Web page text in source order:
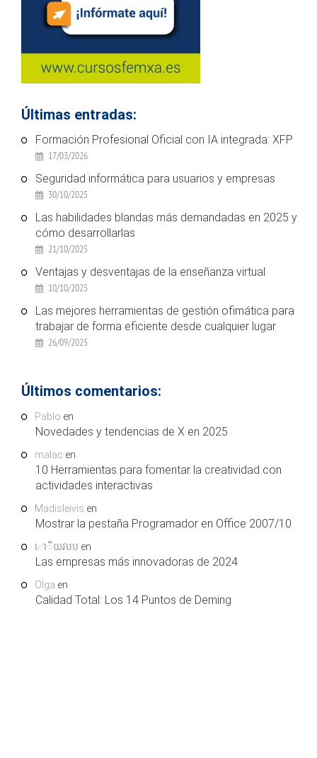
Últimas entradas:
Formación Profesional Oficial con IA integrada: XFP
17/03/2026
Seguridad informática para usuarios y empresas
30/10/2025
Las habilidades blandas más demandadas en 2025 y
cómo desarrollarlas
21/10/2025
Ventajas y desventajas de la enseñanza virtual
10/10/2025
Las mejores herramientas de gestión ofimática para
trabajar de forma eficiente desde cualquier lugar
26/09/2025
Últimos comentarios:
Pablo en
Novedades y tendencias de X en 2025
malac en
10 Herramientas para fomentar la creatividad con
actividades interactivas
Madisleivis en
Mostrar la pestaña Programador en Office 2007/10
ោិយវបប en
Las empresas más innovadoras de 2024
Olga en
Calidad Total: Los 14 Puntos de Deming